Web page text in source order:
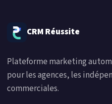
CRM Réussite
Plateforme marketing
pour les agences, les
commerciales.